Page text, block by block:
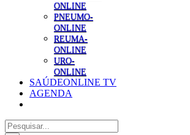
ONLINE
PNEUMO-
ONLINE
REUMA-
ONLINE
URO-
ONLINE
SAÚDEONLINE TV
AGENDA
Pesquisar